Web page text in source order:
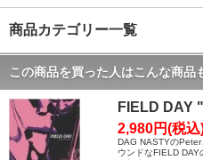
商品カテゴリー一覧
この商品を買った人はこんな商品
FIELD DAY
2,980円(税込
DAG NASTYの
ウンドなFIELD DAY